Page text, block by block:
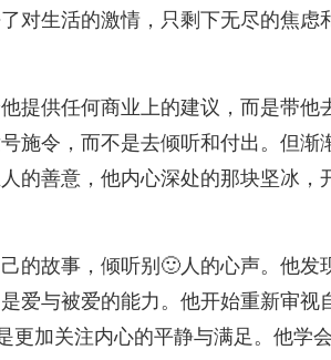
对生活的激情，只剩下无尽的焦虑
提供任何商业上的建议，而是带他
施令，而不是去倾听和付出。但渐
的善意，他内心深处的那块坚冰，
的故事，倾听别🙂人的心声。他
爱与被爱的能力。他开始重新审视
更加关注内心的平静与满足。他学